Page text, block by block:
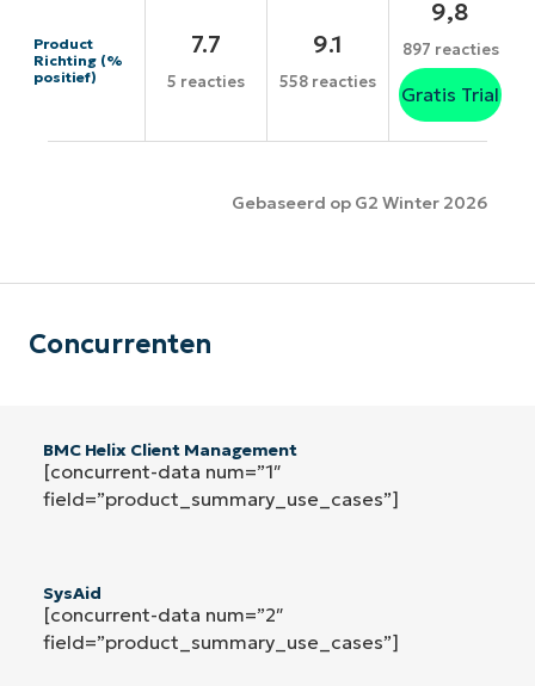
Product
Richting (%
positief)
7.7
5 reacties
9.1
558 reacties
9,8
897 reacties
Gratis Trial
Gebaseerd op G2 Winter 2026
Concurrenten
BMC Helix Client Management
[concurrent-data num=”1″
field=”product_summary_use_cases”]
SysAid
[concurrent-data num=”2″
field=”product_summary_use_cases”]